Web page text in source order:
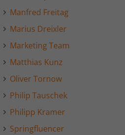
Manfred Freitag
Marius Dreixler
Marketing Team
Matthias Kunz
Oliver Tornow
Philip Tauschek
Philipp Kramer
Springfluencer